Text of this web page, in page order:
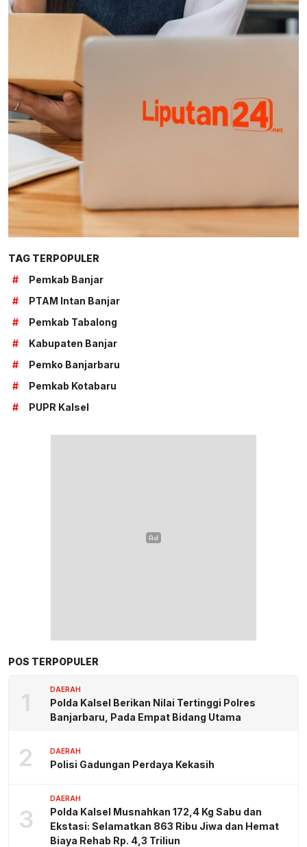
TAG TERPOPULER
#
Pemkab Banjar
#
PTAM Intan Banjar
#
Pemkab Tabalong
#
Kabupaten Banjar
#
Pemko Banjarbaru
#
Pemkab Kotabaru
#
PUPR Kalsel
POS TERPOPULER
1 DAERAH
Polda Kalsel Berikan Nilai Tertinggi Polres
Banjarbaru, Pada Empat Bidang Utama
2 DAERAH
Polisi Gadungan Perdaya Kekasih
3
DAERAH
Polda Kalsel Musnahkan 172,4 Kg Sabu dan
Ekstasi: Selamatkan 863 Ribu Jiwa dan Hemat
Biaya Rehab Rp. 4,3 Triliun